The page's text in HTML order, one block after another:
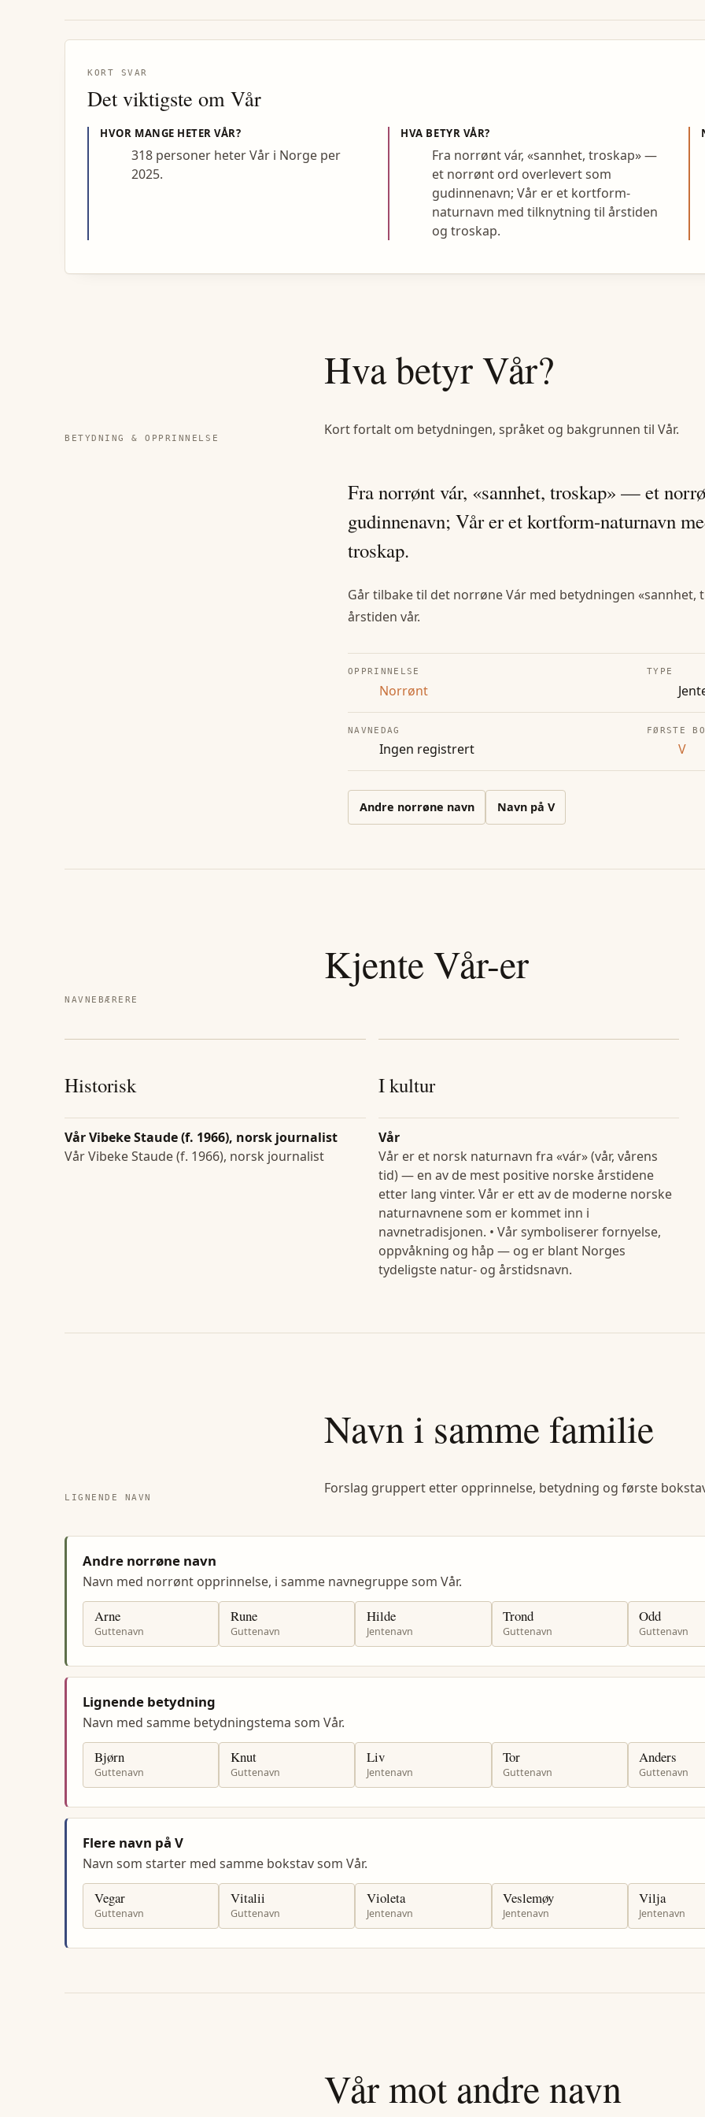
KORT SVAR
Det viktigste om Vår
HVOR MANGE HETERVÅR?
318 personer heter Vår i Norge per
2025.
HVA BETYR VÅR?
Fra norrønt vár, «sannhet, troskap» —
et norrønt ord overlevert som
gudinnenavn; Vår er et kortform-
naturnavn med tilknytning til årstiden
og troskap.
BETYDNING & OPPRINNELSE
Hva betyrVår?
Kort fortalt om betydningen, språket og bakgrunnen til Vår.
Fra norrønt vár, «sannhet, troskap» — et
gudinnenavn; Vår er et kortform-naturnavn
troskap.
Går tilbake til det norrøne Vár med betydningen «sannhet,
årstiden vår.
OPPRINNELSE
Norrønt
TYPE
NAVNEDAG
Ingen registrert
FØRSTE
V
Andre norrøne navn Navn på V
NAVNEBÆRERE
KjenteVår-er
Historisk
Vår Vibeke Staude (f. 1966), norsk journalist
Vår Vibeke Staude (f. 1966), norsk journalist
I kultur
Vår
Vår er et norsk naturnavn fra «vár» (vår, vårens
tid) — en av de mest positive norske årstidene
etter lang vinter. Vår er ett av de moderne norske
naturnavnene som er kommet inn i
navnetradisjonen. • Vår symboliserer fornyelse,
oppvåkning og håp — og er blant Norges
tydeligste natur- og årstidsnavn.
LIGNENDE NAVN
Navn i samme familie
Forslag gruppert etter opprinnelse, betydning og første
Andre norrøne navn
Navn med norrønt opprinnelse, i samme navnegruppe som Vår.
Arne
Guttenavn
Rune
Guttenavn
Hilde
Jentenavn
Trond
Guttenavn
Odd
Guttenavn
Lignende betydning
Navn med samme betydningstema som Vår.
Bjørn
Guttenavn
Knut
Guttenavn
Liv
Jentenavn
Tor
Guttenavn
Anders
Guttenavn
Flere navn på V
Navn som starter med samme bokstav som Vår.
Vegar
Guttenavn
Vitalii
Guttenavn
Violeta
Jentenavn
Veslemøy
Jentenavn
Vilja
Jentenavn
Vår mot andre navn